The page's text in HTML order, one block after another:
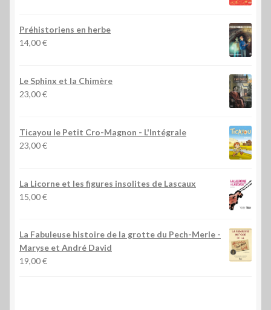
Préhistoriens en herbe
14,00€
Le Sphinx et la Chimère
23,00€
Ticayou le Petit Cro-Magnon - L'Intégrale
23,00€
La Licorne et les figures insolites de Lascaux
15,00€
La Fabuleuse histoire de la grotte du Pech-Merle -
Maryse et André David
19,00€